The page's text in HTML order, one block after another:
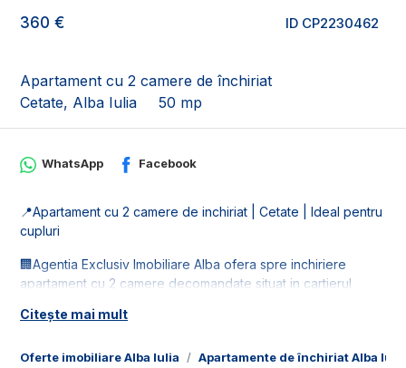
ID CP2230462
360 €
Apartament cu 2 camere de închiriat
Cetate, Alba Iulia
50 mp
Oferte imobiliare Alba Iulia Apartamente de închiriat Alba Iulia
WhatsApp Facebook
📍Apartament cu 2 camere de inchiriat | Cetate | Ideal pentru
cupluri
🏢Agentia Exclusiv Imobiliare Alba ofera spre inchiriere
apartament cu 2 camere decomandate situat in cartierul
din:
Citește mai mult